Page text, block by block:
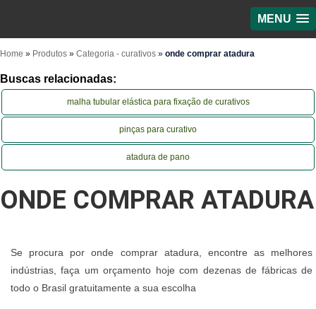
MENU
Home » Produtos » Categoria - curativos » onde comprar atadura
Buscas relacionadas:
malha tubular elástica para fixação de curativos
pinças para curativo
atadura de pano
ONDE COMPRAR ATADURA
Se procura por onde comprar atadura, encontre as melhores
indústrias, faça um orçamento hoje com dezenas de fábricas de
todo o Brasil gratuitamente a sua escolha